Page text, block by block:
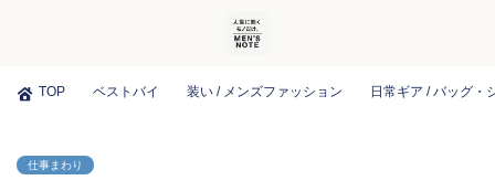
TOP ベストバイ 装い / メンズファッション 日常ギア / バッグ・
仕事まわり